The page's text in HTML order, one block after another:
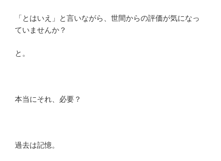
「とはいえ」と言いながら、世間からの評価が気になっ
ていませんか？
と。
本当にそれ、必要？
過去は記憶。